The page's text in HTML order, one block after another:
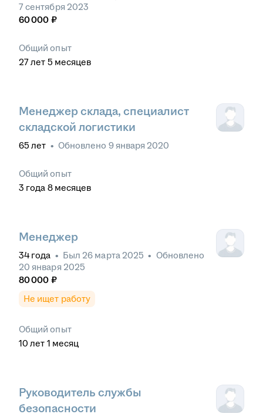
7 сентября 2023
60 000 ₽
Общий опыт
27лет 5 месяцев
Менеджер склада, специалист
складской логистики
65 лет • Обновлено 9 января 2020
Общий опыт
3 года 8 месяцев
Менеджер
34 года • Был 26 марта 2025 • Обновлено
20 января 2025
80 000 ₽
Не ищет работу
Общий опыт
10 лет 1 месяц
Руководитель службы
безопасности